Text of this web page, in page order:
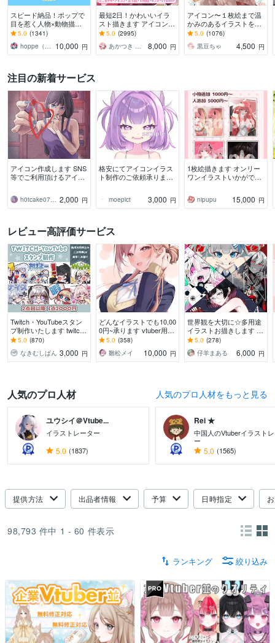
スピード納品！ポップで
目を惹く人物×動物描き
ます 挿絵・動画・グッズ
など鮮やかな配色で個性
を出したい方へ
5.0 (1341)
hoppe（ほっぺ）
10,000 円
最短2日！かわいいイラ
スト描きます アイコン・
ミニキャラ・４コマ・立
ち絵をスピード納品しま
す！
5.0 (2995)
あかつき ひな
8,000 円
アイコン〜１枚絵まで温
かみのあるイラストを描
きます ★ココナラ自体が
初めての方も、お気軽に
ご相談ください♪★
5.0 (1076)
黒豆ちゃ
4,500 円
注目の新着サービス
アイコン作成します SNS
等でご利用頂けるアイコ
h0tcake0713 2,000 円
格安にてアイコンイラス
ト制作のご依頼承ります
moepict 3,000 円
1枚絵描きます オンリー
ワンイラストいかがです
nipupu 15,000 円
レビュー高評価サービス
Twitch・YouTubeスタン
プ制作いたします twitch/
YouTube/tiktok配信用スタ
ンプ制作
5.0 (870)
なきむしぱん 3,000 円
どんなイラストでも10,00
0円~承ります vtuber用立
ち絵、一枚絵、アイコン
などなんでもOK！
5.0 (358)
雛松メイ
10,000 円
世界観を大切に☆多用途
イラストお描きします 歌
ってみた／配信サムネイ
ル／アイコン／1枚絵お
描きします！
5.0 (278)
仔羊まある
6,000 円
人気のプロ人材 人気のプロ人材をもっと見る
ユウシイ＠Vtube...
イラストレーター
5.0 (1837)
Rei ★
中国人のVtuberイラスト
ー
5.0 (1565)
提供方法 出品者情報 予算 日時指定
98,793 件中 1 - 60 件表示
ランキング 絞り込み